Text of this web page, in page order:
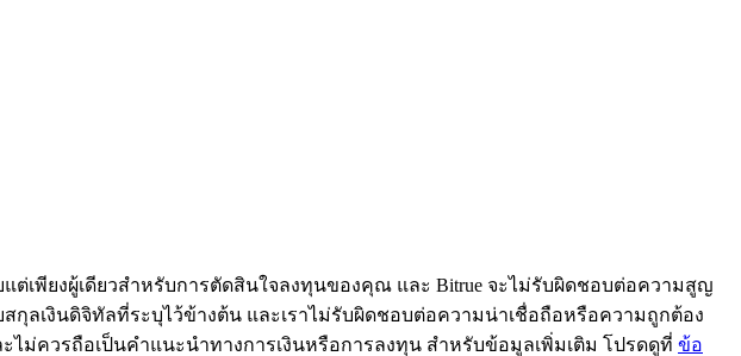
เพียงผู้เดียวสำหรับการตัดสินใจลงทุนของคุณ และ Bitrue จะไม่รับผิดชอบต่อความสูญ
ลเงินดิจิทัลที่ระบุไว้ข้างต้น และเราไม่รับผิดชอบต่อความน่าเชื่อถือหรือความถูกต้อง
ควรถือเป็นคำแนะนำทางการเงินหรือการลงทุน สำหรับข้อมูลเพิ่มเติม โปรดดูที่ ข้อ